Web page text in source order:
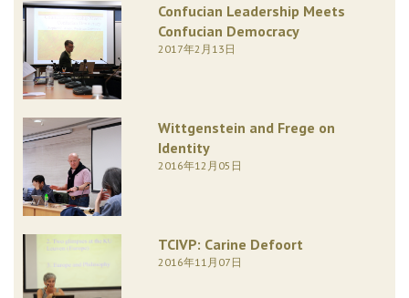
Confucian Leadership Meets
Confucian Democracy
2017年2月13日
Wittgenstein and Frege on
Identity
2016年12月05日
TCIVP: Carine Defoort
2016年11月07日